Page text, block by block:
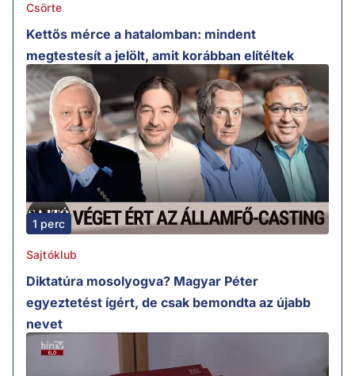
Csörte
Kettős mérce a hatalomban: mindent
megtestesít a jelölt, amit korábban elítéltek
1 perc
Sajtóklub
Diktatúra mosolyogva? Magyar Péter
egyeztetést ígért, de csak bemondta az újabb
nevet